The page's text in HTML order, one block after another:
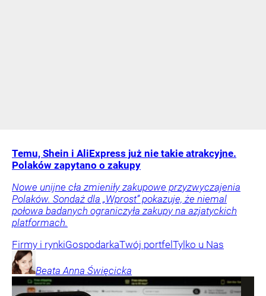
Temu, Shein i AliExpress już nie takie atrakcyjne.
Polaków zapytano o zakupy
Nowe unijne cła zmieniły zakupowe przyzwyczajenia
Polaków. Sondaż dla „Wprost” pokazuje, że niemal
połowa badanych ograniczyła zakupy na azjatyckich
platformach.
Firmy i rynkiGospodarkaTwój portfelTylko u Nas
Beata Anna Święcicka